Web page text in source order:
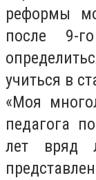
реформы
после 9-
учиться в
«Моя
педагога
лет вряд